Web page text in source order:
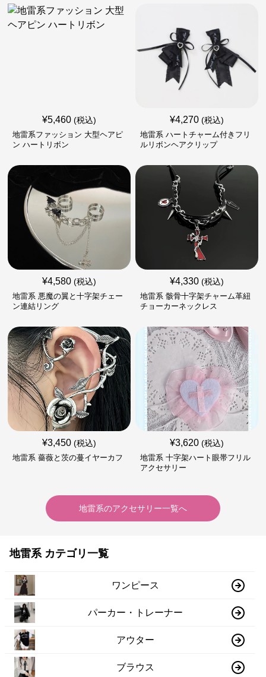
¥5,460 (税込)
地雷系ファッション 大型ヘアピ
ン ハートリボン
¥4,270 (税込)
地雷系 ハートチャーム付きフリ
ルリボンヘアクリップ
¥4,580 (税込)
地雷系 悪魔の翼と十字架チェー
ン連結リング
¥4,330 (税込)
地雷系 骸骨十字架チャーム革紐
チョーカーネックレス
¥3,450 (税込)
地雷系 薔薇と茨の蔓イヤーカフ
¥3,620 (税込)
地雷系 十字架ハート眼帯フリル
アクセサリー
地雷系のアクセサリー一覧へ
地雷系 カテゴリ一覧
ワンピース
パーカー・トレーナー
アウター
ブラウス